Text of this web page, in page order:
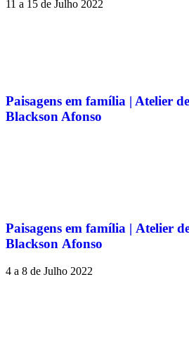
11 a 15 de Julho 2022
Paisagens em família | Atelier
Blackson Afonso
Paisagens em família | Atelier
Blackson Afonso
4 a 8 de Julho 2022